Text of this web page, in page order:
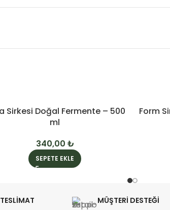
Sirkesi Doğal Fermente – 500
ml
340,00 ₺
SEPETE EKLE
Form
MÜŞTERİ DESTEĞİ